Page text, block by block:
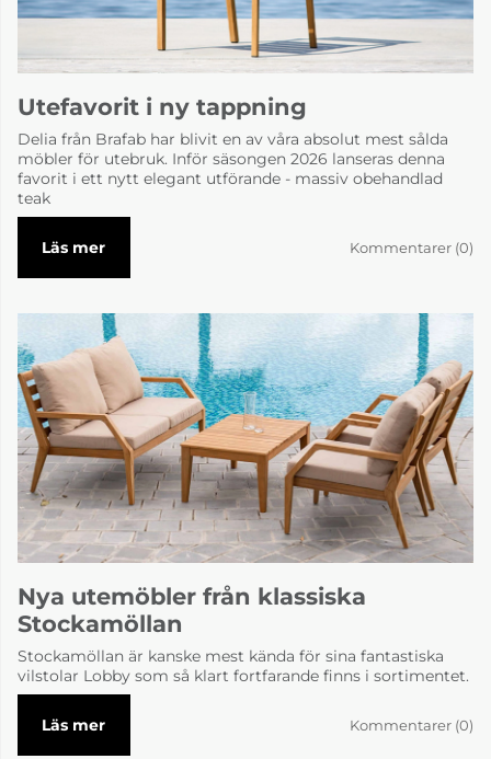
Utefavorit i ny tappning
Delia från Brafab har blivit en av våra absolut mest sålda
möbler för utebruk. Inför säsongen 2026 lanseras denna
favorit i ett nytt elegant utförande - massiv obehandlad
teak
Läs mer Kommentarer (0)
Nya utemöbler från klassiska
Stockamöllan
Stockamöllan är kanske mest kända för sina fantastiska
vilstolar Lobby som så klart fortfarande finns i sortimentet.
Läs mer Kommentarer (0)